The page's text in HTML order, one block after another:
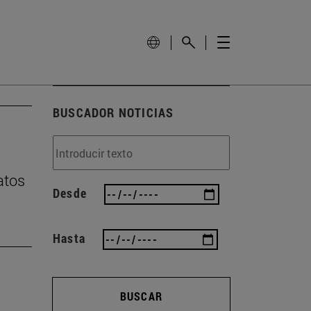
BUSCADOR NOTICIAS
Desde
Hasta
BUSCAR